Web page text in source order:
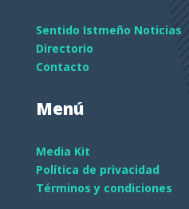
Sentido Istmeño Noticias
Directorio
Contacto
Menú
Media Kit
Política de privacidad
Términos y condiciones